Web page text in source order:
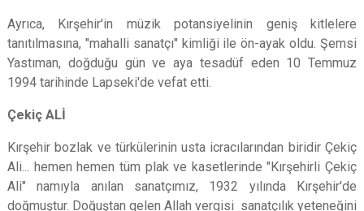
Ayrıca, Kırşehir'in müzik potansiyelinin geniş kitlelere
tanıtılmasına, "mahalli sanatçı" kimliği ile ön-ayak oldu. Şemsi
Yastıman, doğduğu gün ve aya tesadüf eden 10 Temmuz
1994 tarihinde Lapseki'de vefat etti.
Çekiç ALİ
Kırşehir bozlak ve türkülerinin usta icracılarından biridir Çekiç
Ali... hemen hemen tüm plak ve kasetlerinde "Kırşehirli Çekiç
Ali" namıyla anılan sanatçımız, 1932 yılında Kırşehir'de
doğmuştur. Doğuştan gelen Allah vergisi sanatçılık yeteneğini